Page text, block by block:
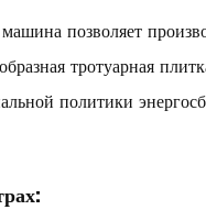
позволяет
тротуарная
политики